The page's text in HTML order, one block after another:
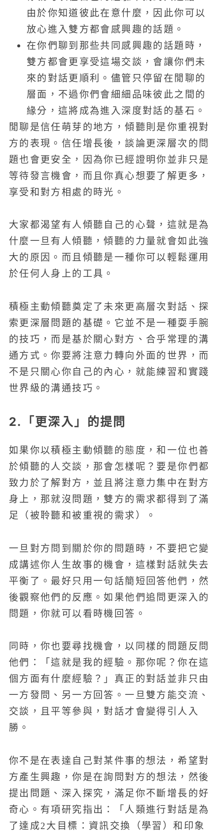
由於你知道彼此在意什麼，因此你可以
放心進入雙方都會感興趣的話題。
在你們聊到那些共同感興趣的話題時，
雙方都會更享受這場交談，會讓你們未
來的對話更順利。儘管只停留在閒聊的
層面，不過你們會細細品味彼此之間的
緣分，這將成為進入深度對話的基石。
閒聊是信任萌芽的地方，傾聽則是你重視對
方的表現。信任增長後，談論更深層次的問
題也會更安全，因為你已經證明你並非只是
等待發言機會，而且你真心想要了解更多，
享受和對方相處的時光。
大家都渴望有人傾聽自己的心聲，這就是為
什麼一旦有人傾聽，傾聽的力量就會如此強
大的原因。而且傾聽是一種你可以輕鬆運用
於任何人身上的工具。
積極主動傾聽奠定了未來更高層次對話、探
索更深層問題的基礎。它並不是一種耍手腕
的技巧，而是基於關心對方、合乎常理的溝
通方式。你要將注意力轉向外面的世界，而
不是只關心你自己的內心，就能練習和實踐
世界級的溝通技巧。
2.「更深入」的提問
如果你以積極主動傾聽的態度，和一位也善
於傾聽的人交談，那會怎樣呢？要是你們都
致力於了解對方，並且將注意力集中在對方
身上，那就沒問題，雙方的需求都得到了滿
足（被聆聽和被重視的需求）。
一旦對方問到關於你的問題時，不要把它變
成講述你人生故事的機會，這樣對話就失去
平衡了。最好只用一句話簡短回答他們，然
後觀察他們的反應。如果他們追問更深入的
問題，你就可以看時機回答。
同時，你也要尋找機會，以同樣的問題反問
他們：「這就是我的經驗。那你呢？你在這
個方面有什麼經驗？」真正的對話並非只由
一方發問、另一方回答。一旦雙方能交流、
交談，且平等參與，對話才會變得引人入
勝。
你不是在表達自己對某件事的想法，希望對
方產生興趣，你是在詢問對方的想法，然後
提出問題、深入探究，滿足你不斷增長的好
奇心。有項研究指出：「人類進行對話是為
了達成2大目標：資訊交換（學習）和印象